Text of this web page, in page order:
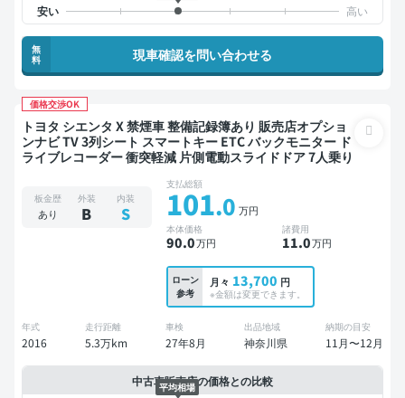
無
料
現車確認を問い合わせる
価格交渉OK
トヨタ シエンタ X 禁煙車 整備記録簿あり 販売店オプショ
ンナビ TV 3列シート スマートキー ETC バックモニター ド
ライブレコーダー 衝突軽減 片側電動スライドドア 7人乗り
板金歴
あり
外装
B
内装
S
支払総額
101.0 万円
本体価格
90.0万円
諸費用
11.0万円
ローン
参考
月々 13,700 円
※金額は変更できます。
年式
2016
走行距離
5.3万km
車検
27年8月
出品地域
神奈川県
納期の目安
11月〜12月
中古車販売店の価格との比較
平均相場